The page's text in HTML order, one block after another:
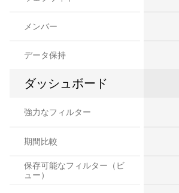
メンバー
データ保持
ダッシュボード
強力なフィルター
期間比較
保存可能なフィルター（ビ
ュー）